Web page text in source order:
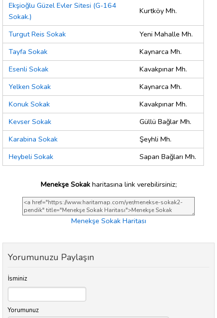
Ekşioğlu Güzel Evler Sitesi (G-164
Sokak.)
Kurtköy Mh.
Turgut Reis Sokak
Yeni Mahalle Mh.
Tayfa Sokak
Kaynarca Mh.
Esenli Sokak
Kavakpınar Mh.
Yelken Sokak
Kaynarca Mh.
Konuk Sokak
Kavakpınar Mh.
Kevser Sokak
Güllü Bağlar Mh.
Karabina Sokak
Şeyhli Mh.
Heybeli Sokak
Sapan Bağları Mh.
Menekşe Sokakharitasına link verebilirsiniz;
Menekşe Sokak Haritası
Yorumunuzu Paylaşın
İsminiz
Yorumunuz